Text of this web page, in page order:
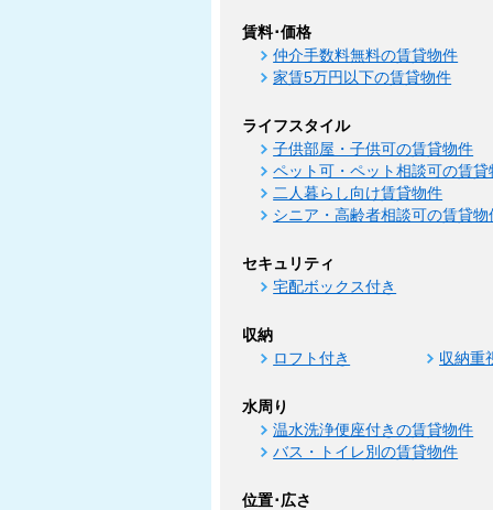
賃料･価格
仲介手数料無料の賃貸物件
家賃5万円以下の賃貸物件
ライフスタイル
子供部屋・子供可の賃貸物件
ペット可・ペット相談可の賃貸
二人暮らし向け賃貸物件
シニア・高齢者相談可の賃貸物
セキュリティ
宅配ボックス付き
収納
ロフト付き 収納重
水周り
温水洗浄便座付きの賃貸物件
バス・トイレ別の賃貸物件
位置･広さ